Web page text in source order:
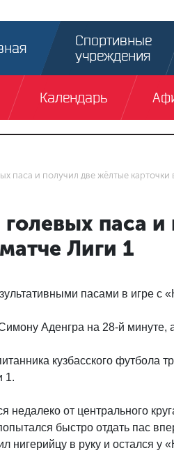
Спортивные
учреждения
Календарь
паса и получил две жёлтые карточки
паса
Лиги 1
пасами в игре с
Аденгра на 28-й минуте,
кузбасского футбола
1.
от центрального
быстро отдать пас
нигерийцу в руку и остался у